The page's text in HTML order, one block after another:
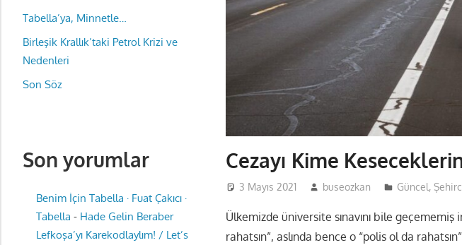
Cezayı Kime
3 Mayıs 2021 buseozkan Güncel,
Ülkemizde üniversite sınavını bile
rahatsın”, aslında bence o “polis ol da
Tabella’ya, Minnetle…
Birleşik Krallık’taki Petrol Krizi ve
Nedenleri
Son Söz
Son yorumlar
Benim İçin Tabella · Fuat Çakıcı ·
Tabella - Hade Gelin Beraber
Lefkoşa’yı Karekodlaylım! / Let’s